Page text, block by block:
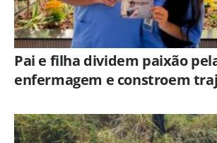
Pai e filha dividem paixão
enfermagem e constroem
Americana